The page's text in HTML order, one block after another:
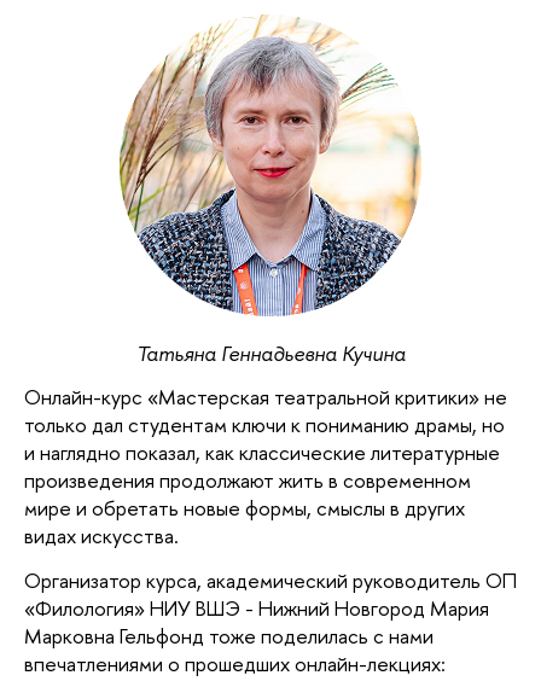
Татьяна Геннадьевна Кучина
Онлайн-курс «Мастерская театральной критики» не
только дал студентам ключи к пониманию драмы, но
и наглядно показал, как классические литературные
произведения продолжают жить в современном
мире и обретать новые формы, смыслы в других
видах искусства.
Организатор курса, академический руководитель ОП
«Филология» НИУ ВШЭ - Нижний Новгород Мария
Марковна Гельфонд тоже поделилась с нами
впечатлениями о прошедших онлайн-лекциях: